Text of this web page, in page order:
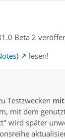
Beta 2
lesen!
Testzwecken
mit dem
wird später